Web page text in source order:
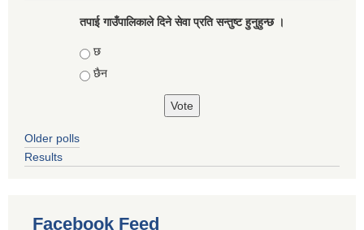
तपाई गाउँपालिकाले दिने सेवा प्रति सन्तुष्ट हुनुहुन्छ ।
Choices
छ
छैन
Older polls
Results
Facebook Feed